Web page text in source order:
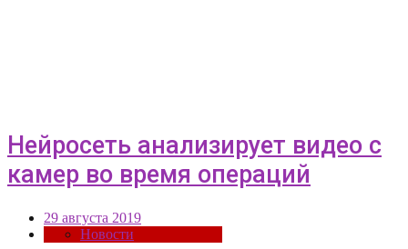
Нейросеть анализирует видео с
камер во время операций
29 августа 2019
Новости